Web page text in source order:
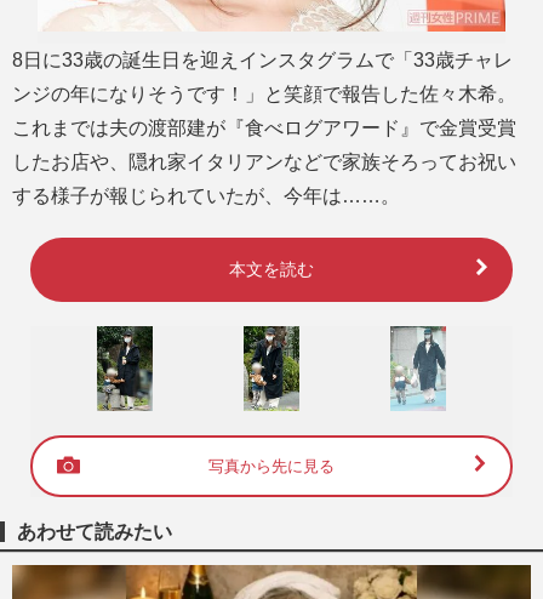
8日に33歳の誕生日を迎えインスタグラムで「33歳チャレ
ンジの年になりそうです！」と笑顔で報告した佐々木希。
これまでは夫の渡部建が『食べログアワード』で金賞受賞
したお店や、隠れ家イタリアンなどで家族そろってお祝い
する様子が報じられていたが、今年は……。
本文を読む
写真から先に見る
あわせて読みたい